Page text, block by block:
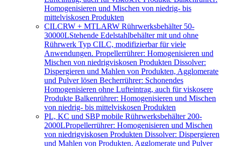
Homogenisieren und Mischen von niedrig- bis
mittelviskosen Produkten
CILCRW + MTLARW Rührwerksbehälter 50-
30000LStehende Edelstahlbehälter mit und ohne
Rührwerk Typ CILC, modifizierbar für viele
Anwendungen. Propellerrührer: Homogenisieren und
Mischen von niedrigviskosen Produkten Dissolver:
Dispergieren und Mahlen von Produkten, Agglomerate
und Pulver lösen Becherrührer: Schonendes
Homogenisieren ohne Lufteintrag, auch für viskosere
Produkte Balkenrührer: Homogenisieren und Mischen
von niedrig- bis mittelviskosen Produkten
PL, KC und SBP mobile Rührwerksbehälter 200-
2000LPropellerrührer: Homogenisieren und Mischen
von niedrigviskosen Produkten Dissolver: Dispergieren
und Mahlen von Produkten, Agglomerate und Pulver